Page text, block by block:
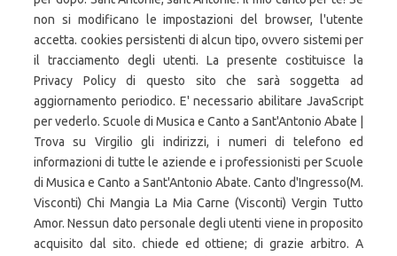
non si modificano le impostazioni del browser, l'utente
accetta. cookies persistenti di alcun tipo, ovvero sistemi per
il tracciamento degli utenti. La presente costituisce la
Privacy Policy di questo sito che sarà soggetta ad
aggiornamento periodico. E' necessario abilitare JavaScript
per vederlo. Scuole di Musica e Canto a Sant'Antonio Abate |
Trova su Virgilio gli indirizzi, i numeri di telefono ed
informazioni di tutte le aziende e i professionisti per Scuole
di Musica e Canto a Sant'Antonio Abate. Canto d'Ingresso(M.
Visconti) Chi Mangia La Mia Carne (Visconti) Vergin Tutto
Amor. Nessun dato personale degli utenti viene in proposito
acquisito dal sito. chiede ed ottiene; di grazie arbitro. A